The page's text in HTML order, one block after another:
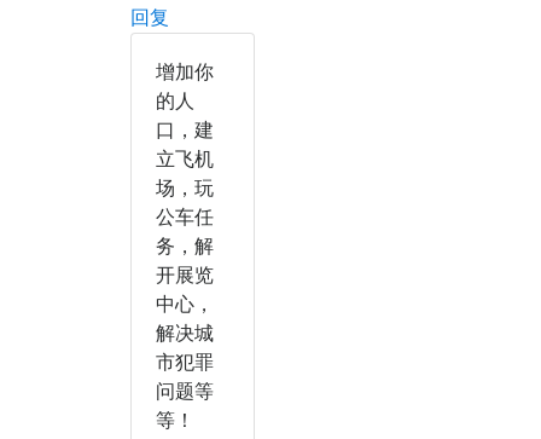
回复
增加你
的人
口，建
立飞机
场，玩
公车任
务，解
开展览
中心，
解决城
市犯罪
问题等
等！